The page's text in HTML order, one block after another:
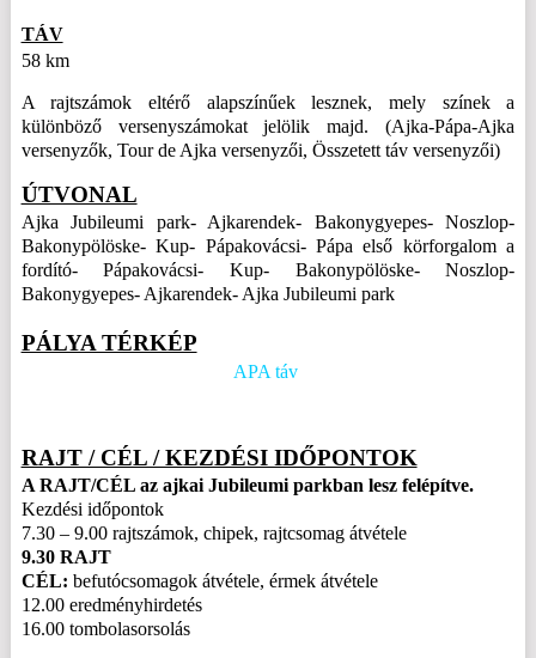
TÁV
58 km
A rajtszámok eltérő alapszínűek lesznek, mely színek a
különböző versenyszámokat jelölik majd. (Ajka-Pápa-Ajka
versenyzők, Tour de Ajka versenyzői, Összetett táv versenyzői)
ÚTVONAL
Ajka Jubileumi park- Ajkarendek- Bakonygyepes- Noszlop-
Bakonypölöske- Kup- Pápakovácsi- Pápa első körforgalom a
fordító- Pápakovácsi- Kup- Bakonypölöske- Noszlop-
Bakonygyepes- Ajkarendek- Ajka Jubileumi park
PÁLYA TÉRKÉP
APA táv
RAJT / CÉL / KEZDÉSI IDŐPONTOK
A RAJT/CÉL az ajkai Jubileumi parkban lesz felépítve.
Kezdési időpontok
7.30 – 9.00 rajtszámok, chipek, rajtcsomag átvétele
9.30 RAJT
CÉL: befutócsomagok átvétele, érmek átvétele
12.00 eredményhirdetés
16.00 tombolasorsolás